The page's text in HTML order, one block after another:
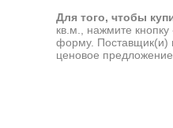
Для того, чтобы
кв.м., нажмите
форму. Поставщик(и)
ценовое